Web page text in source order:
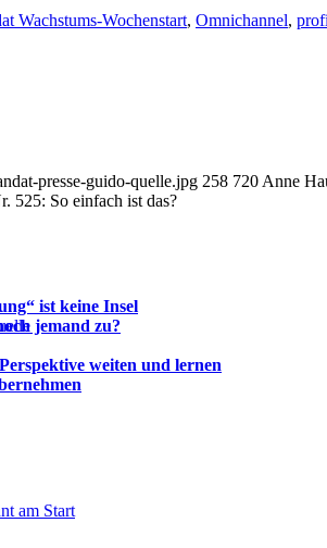
am Start
Wachstums-Wochenstart, Omnichannel,
presse-guido-quelle.jpg 258 720 Anne
525: So einfach ist das?
ist keine Insel
jemand zu?
weiten und lernen